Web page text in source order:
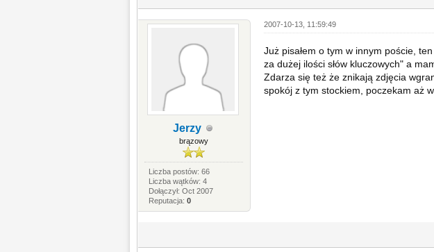
Jerzy
brązowy
Liczba postów: 66
Liczba wątków: 4
Dołączył: Oct 2007
Reputacja:0
2007-10-13, 11:59:49
Już pisałem o tym w innym poście,
za dużej ilości słów kluczowych" a
Zdarza się też że znikają zdjęcia
spokój z tym stockiem, poczekam aż